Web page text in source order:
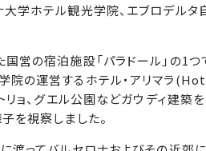
学ホテル観光学院、エブロデル
国営の宿泊施設「パラドール」の
院の運営するホテル・アリマラ
トリョ、グエル公園などガウディ
を視察しました。